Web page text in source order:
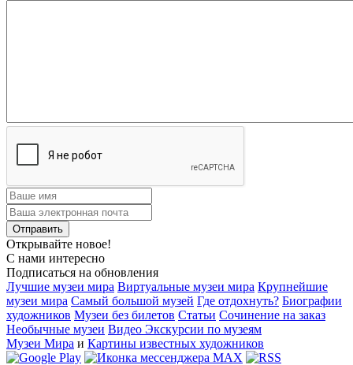
Открывайте новое!
С нами интересно
Подписаться на обновления
Лучшие музеи мира Виртуальные музеи мира Крупнейшие
музеи мира Самый большой музей Где отдохнуть? Биографии
художников Музеи без билетов Статьи Сочинение на заказ
Необычные музеи Видео Экскурсии по музеям
Музеи Мира и Картины известных художников